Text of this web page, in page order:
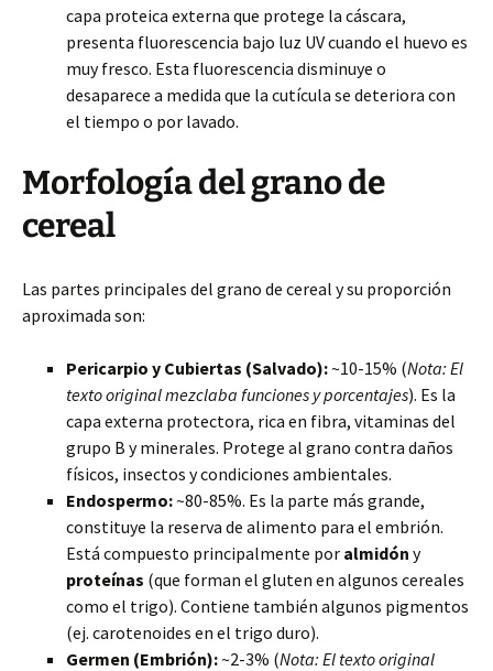
capa proteica externa que protege la cáscara,
presenta fluorescencia bajo luz UV cuando el huevo es
muy fresco. Esta fluorescencia disminuye o
desaparece a medida que la cutícula se deteriora con
el tiempo o por lavado.
Morfología del grano de
cereal
Las partes principales del grano de cereal y su proporción
aproximada son:
Pericarpio y Cubiertas (Salvado):~10-15% (Nota: El
texto original mezclaba funciones y porcentajes). Es la
capa externa protectora, rica en fibra, vitaminas del
grupo B y minerales. Protege al grano contra daños
físicos, insectos y condiciones ambientales.
Endospermo:~80-85%. Es la parte más grande,
constituye la reserva de alimento para el embrión.
Está compuesto principalmente por almidón y
proteínas (que forman el gluten en algunos cereales
como el trigo). Contiene también algunos pigmentos
(ej. carotenoides en el trigo duro).
Germen (Embrión):~2-3% (Nota: El texto original